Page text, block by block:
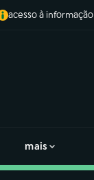
acesso à informação
mais